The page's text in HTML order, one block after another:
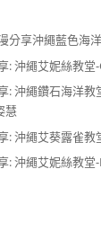
分享沖繩藍色海
: 沖繩艾妮絲教堂
: 沖繩鑽石海洋教
慧
: 沖繩艾葵露雀教
: 沖繩艾妮絲教堂